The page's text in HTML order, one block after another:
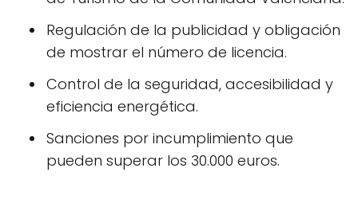
Regulación de la publicidad y obligación
de mostrar el número de licencia.
Control de la seguridad, accesibilidad y
eficiencia energética.
Sanciones por incumplimiento que
pueden superar los 30.000 euros.